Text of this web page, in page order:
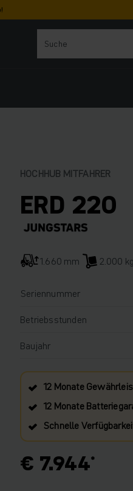
HOCHHUB MITFAHRER
ERD 220
1.660 mm 2.000 kg
Seriennummer
Betriebsstunden
Baujahr
12 Monate
12 Monate
Schnelle
€ 7.944